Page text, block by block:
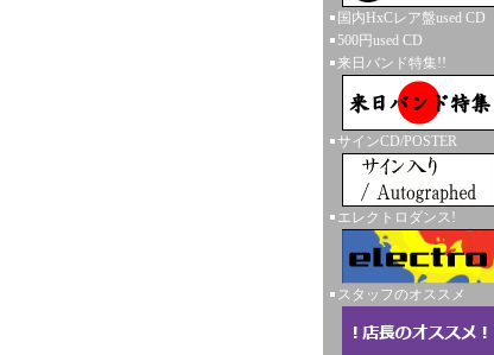
国内HxCレア盤used CD
500円used CD
来日バンド特集!!
サインCD/POSTER
エレクトロダンス!
スタッフのオススメ